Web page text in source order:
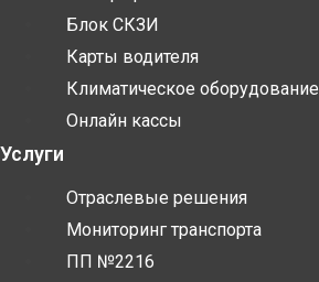
Блок СКЗИ
Карты водителя
Климатическое оборудование
Онлайн кассы
Услуги
Отраслевые решения
Мониторинг транспорта
ПП №2216